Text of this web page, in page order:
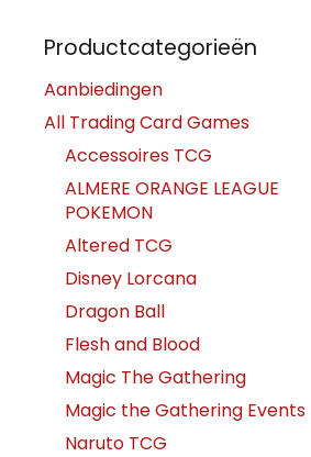
Productcategorieën
Aanbiedingen
All Trading Card Games
Accessoires TCG
ALMERE ORANGE LEAGUE
POKEMON
Altered TCG
Disney Lorcana
Dragon Ball
Flesh and Blood
Magic The Gathering
Magic the Gathering Events
Naruto TCG